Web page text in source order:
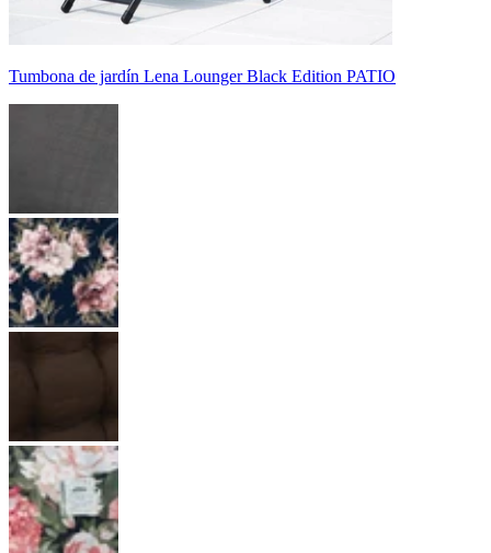
Tumbona de jardín Lena Lounger Black Edition PATIO